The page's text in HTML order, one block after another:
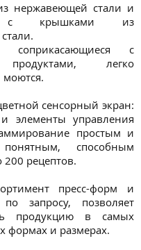
нержавеющей стали и
с крышками из
соприкасающиеся с
легко
моются.
сенсорный экран:
элементы управления
простым и
способным
рецептов.
пресс-форм и
запросу, позволяет
продукцию в самых
формах и размерах.